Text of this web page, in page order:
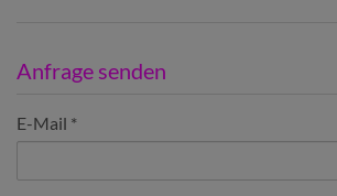
Anfrage senden
E-Mail